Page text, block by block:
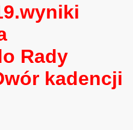
yniki
Rady
kadencji